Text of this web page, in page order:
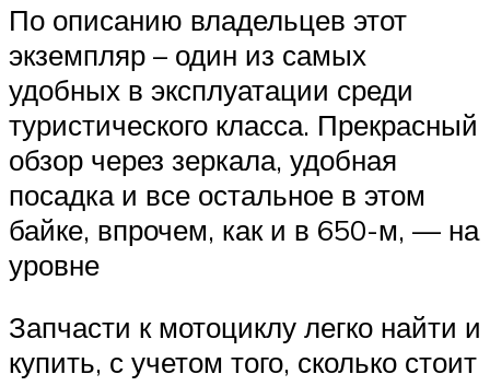
По описанию владельцев этот
экземпляр – один из самых
удобных в эксплуатации среди
туристического класса. Прекрасный
обзор через зеркала, удобная
посадка и все остальное в этом
байке, впрочем, как и в 650-м, — на
уровне
Запчасти к мотоциклу легко найти и
купить, с учетом того, сколько стоит